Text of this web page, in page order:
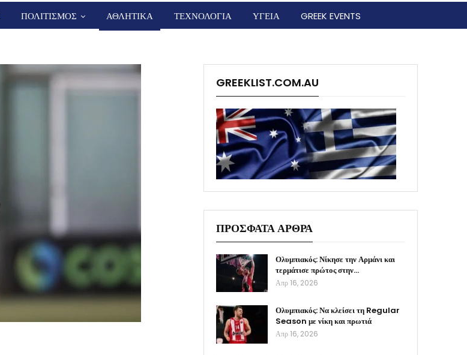
ΠΟΛΙΤΙΣΜΟΣ ΑΘΛΗΤΙΚΑ ΤΕΧΝΟΛΟΓΙΑ ΥΓΕΙΑ GREEK EVENTS
GREEKLIST.COM.AU
ΠΡΟΣΦΑΤΑ ΑΡΘΡΑ
Ολυμπιακός: Νίκησε την Αρμάνι και
τερμάτισε πρώτος στην…
Απρ 16, 2026
Ολυμπιακός: Να κλείσει τη Regular
Season με νίκη και πρωτιά
Απρ 16, 2026